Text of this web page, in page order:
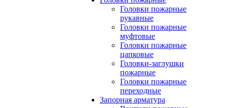
Головки пожарные
рукавные
Головки пожарные
муфтовые
Головки пожарные
цапковые
Головки-заглушки
пожарные
Головки пожарные
переходные
Запорная арматура